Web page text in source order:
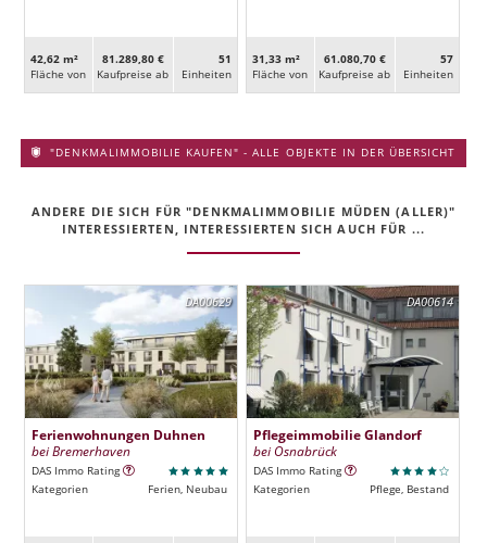
42,62 m²
Fläche von
81.289,80 €
Kaufpreise ab
51
Ein­heiten
31,33 m²
Fläche von
61.080,70 €
Kaufpreise ab
57
Ein­heiten
"DENKMALIMMOBILIE KAUFEN" - ALLE OBJEKTE IN DER ÜBERSICHT
ANDERE DIE SICH FÜR "DENKMALIMMOBILIE MÜDEN (ALLER)"
INTERESSIERTEN, INTERESSIERTEN SICH AUCH FÜR ...
DA00629
Ferienwohnungen Duhnen
bei Bremerhaven
DAS Immo Rating
Kategorien
Ferien, Neubau
DA00614
Pflegeimmobilie Glandorf
bei Osnabrück
DAS Immo Rating
Kategorien
Pflege, Bestand